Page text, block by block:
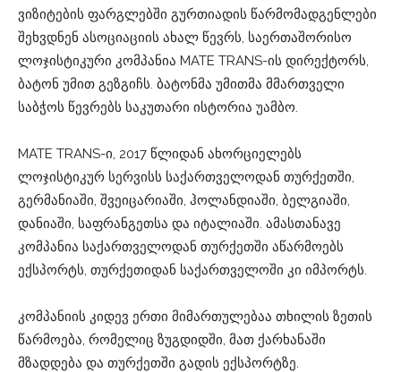
ვიზიტების ფარგლებში გურთიადის წარმომადგენლები
შეხვდნენ ასოციაციის ახალ წევრს, საერთაშორისო
ლოჯისტიკური კომპანია MATE TRANS-ის დირექტორს,
ბატონ უმით გეზგიჩს. ბატონმა უმითმა მმართველი
საბჭოს წევრებს საკუთარი ისტორია უამბო.
MATE TRANS-ი, 2017 წლიდან ახორციელებს
ლოჯისტიკურ სერვისს საქართველოდან თურქეთში,
გერმანიაში, შვეიცარიაში, ჰოლანდიაში, ბელგიაში,
დანიაში, საფრანგეთსა და იტალიაში. ამასთანავე
კომპანია საქართველოდან თურქეთში აწარმოებს
ექსპორტს, თურქეთიდან საქართველოში კი იმპორტს.
კომპანიის კიდევ ერთი მიმართულებაა თხილის ზეთის
წარმოება, რომელიც ზუგდიდში, მათ ქარხანაში
მზადდება და თურქეთში გადის ექსპორტზე.